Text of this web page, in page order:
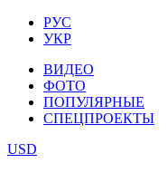
РУС
УКР
ВИДЕО
ФОТО
ПОПУЛЯРНЫЕ
СПЕЦПРОЕКТЫ
USD